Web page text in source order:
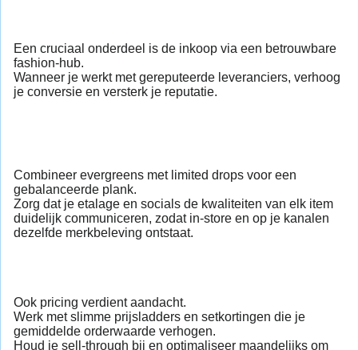
Een cruciaal onderdeel is de inkoop via een betrouwbare
fashion-hub.
Wanneer je werkt met gereputeerde leveranciers, verhoog
je conversie en versterk je reputatie.
Combineer evergreens met limited drops voor een
gebalanceerde plank.
Zorg dat je etalage en socials de kwaliteiten van elk item
duidelijk communiceren, zodat in-store en op je kanalen
dezelfde merkbeleving ontstaat.
Ook pricing verdient aandacht.
Werk met slimme prijsladders en setkortingen die je
gemiddelde orderwaarde verhogen.
Houd je sell-through bij en optimaliseer maandelijks om